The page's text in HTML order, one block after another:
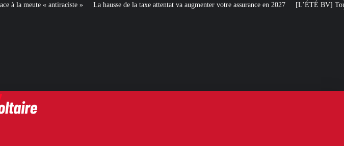
La hausse de la taxe attentat va augmenter votre assurance en 2027 [L’ÉTÉ BV] Toujours plus de taxes : la